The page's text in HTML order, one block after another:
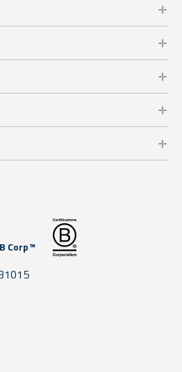
Corp™